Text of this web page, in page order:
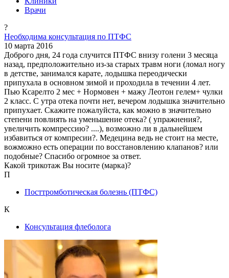
Врачи
?
Необходима консультация по ПТФС
10 марта 2016
Доброго дня, 24 года случится ПТФС внизу голени 3 месяца
назад, предположительно из-за старых травм ноги (ломал ногу
в детстве, занимался карате, лодышка переодически
припухала в основном зимой и проходила в течении 4 лет.
Пью Ксарелто 2 мес + Нормовен + мажу Леотон гелем+ чулки
2 класс. С утра отека почти нет, вечером лодышка значительно
припухает. Скажите пожалуйста, как можно в значительно
степени повлиять на уменьшение отека? ( упражнения?,
увеличить компрессию? ....), возможно ли в дальнейшем
избавиться от компресии?. Медецина ведь не стоит на месте,
вожможно есть операции по восстановлению клапанов? или
подобные? Спасибо огромное за ответ.
Какой трикотаж Вы носите (марка)?
П
Посттромботическая болезнь (ПТФС)
К
Консультация флеболога